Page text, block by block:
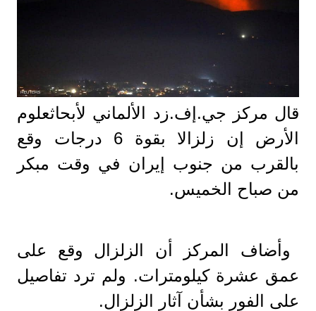
قال مركز جي.إف.زد الألماني لأبحاثعلوم
الأرض إن زلزالا بقوة 6 درجات وقع
بالقرب من جنوب إيران في وقت مبكر
من صباح الخميس.
وأضاف المركز أن الزلزال وقع على
عمق عشرة كيلومترات. ولم ترد تفاصيل
على الفور بشأن آثار الزلزال.